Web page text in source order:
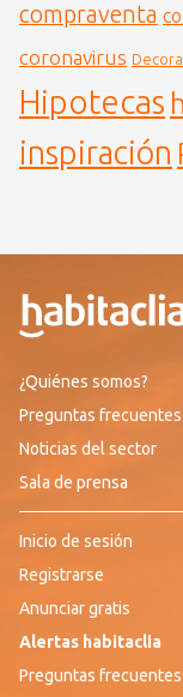
compraventa
coronavirus
Hipotecas
inspiración
¿Quiénes somos?
Preguntas frecuentes
Noticias del sector
Sala de prensa
Inicio de sesión
Registrarse
Anunciar gratis
Alertas habitaclia
Preguntas frecuentes